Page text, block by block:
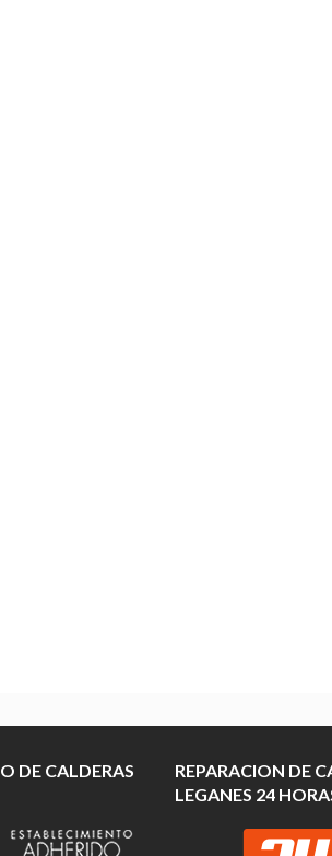
DE CALDERAS
REPARACION DE
LEGANES 24